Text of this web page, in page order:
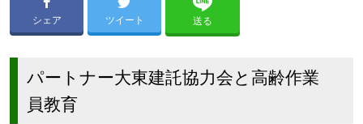
シェア ツイート 送る
パートナー大東建託協力会と高齢作業
員教育